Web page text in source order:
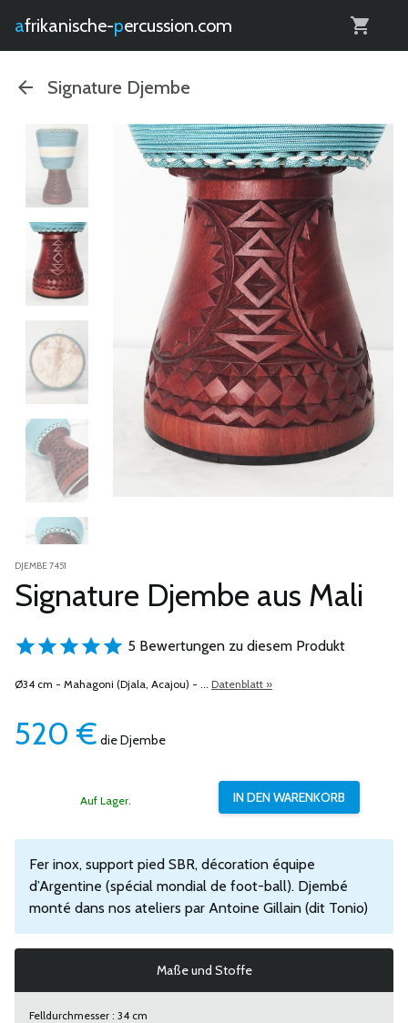
afrikanische- percussion.com
Signature Djembe
DJEMBE 7451
Signature Djembe aus Mali
5 Bewertungen zu diesem Produkt
Ø34 cm - Mahagoni (Djala, Acajou) - ... Datenblatt »
520 € die Djembe
Auf Lager.
Fer inox, support pied SBR, décoration équipe
d’Argentine (spécial mondial de foot-ball). Djembé
monté dans nos ateliers par Antoine Gillain (dit Tonio)
Maße und Stoffe
Felldurchmesser : 34 cm